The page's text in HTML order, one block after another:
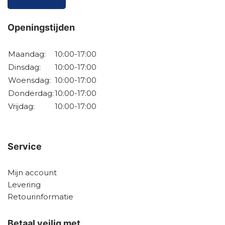
Openingstijden
Maandag:
10:00-17:00
Dinsdag:
10:00-17:00
Woensdag: 10:00-17:00
Donderdag:10:00-17:00
Vrijdag:
10:00-17:00
Service
Mijn account
Levering
Retourinformatie